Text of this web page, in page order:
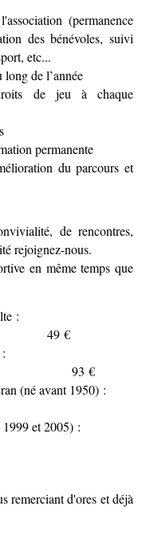
(permanence
des bénévoles, suivi
etc...
de l’année
de jeu à chaque
permanente
du parcours et
de rencontres,
rejoignez-nous.
en même temps que
:
€
€
(né avant 1950) :
et 2005) :
remerciant d'ores et déjà